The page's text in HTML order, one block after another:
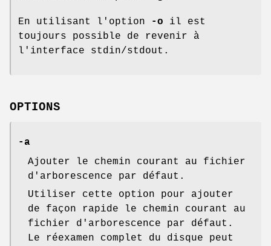
En utilisant l'option -o il est
toujours possible de revenir à
l'interface stdin/stdout.
OPTIONS
-a
Ajouter le chemin courant au fichier
d'arborescence par défaut.
Utiliser cette option pour ajouter
de façon rapide le chemin courant au
fichier d'arborescence par défaut.
Le réexamen complet du disque peut